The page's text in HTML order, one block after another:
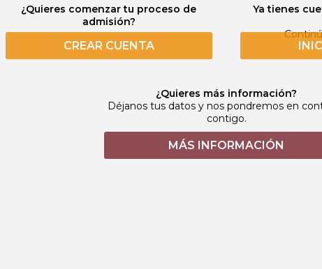
¿Quieres comenzar tu proceso de
admisión?
CREAR CUENTA
Ya tienes
¿Quieres más información?
Déjanos tus datos y nos pondremos en
contigo.
MÁS INFORMACIÓN